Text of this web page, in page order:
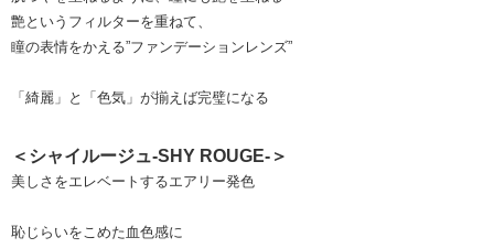
艶というフィルターを重ねて、
瞳の表情をかえる”ファンデーションレンズ”
「綺麗」と「色気」が揃えば完璧になる
＜シャイルージュ-SHY ROUGE-＞
美しさをエレベートするエアリー発色
恥じらいをこめた血色感に